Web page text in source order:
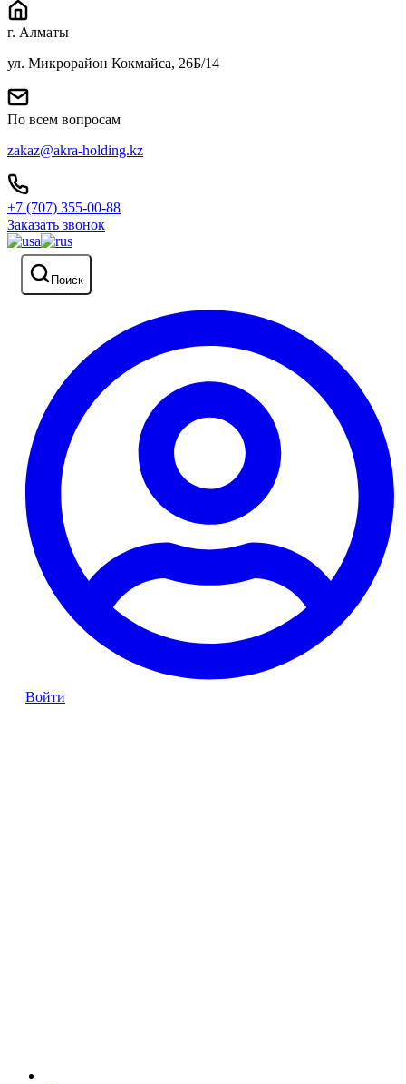
г. Алматы
ул. Микрорайон Кокмайса, 26Б/14
По всем вопросам
zakaz@akra-holding.kz
+7 (707) 355-00-88
Заказать звонок
Поиск
Войти